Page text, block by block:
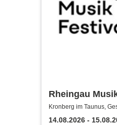
Rheingau
Kronberg im Taunus,
14.08.2026 -